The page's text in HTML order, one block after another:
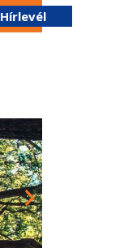
Hírlevél